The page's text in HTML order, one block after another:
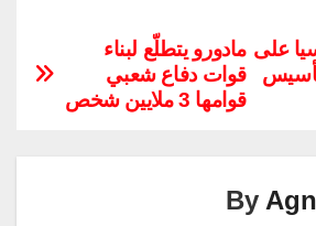
er
e
ail
e
gr
a
k
e
dI
p
y
Li
مادورو يتطلّع لبناء
قوات دفاع شعبي
قوامها 3 ملايين شخص
على
الـ70 لتأسيس
By